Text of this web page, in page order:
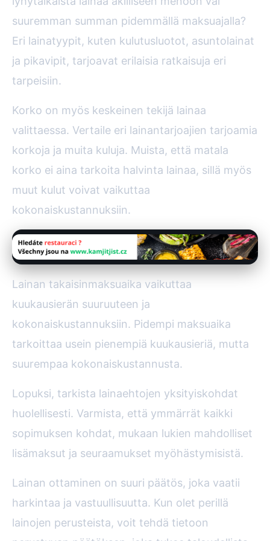
suuremman summan pidemmällä maksuajalla?
Eri lainatyypit, kuten kulutusluotot, asuntolainat
ja pikavipit, tarjoavat erilaisia ratkaisuja eri
tarpeisiin.
Korko on myös keskeinen tekijä lainaa
valittaessa. Vertaile eri lainantarjoajien tarjoamia
korkoja ja muita kuluja. Muista, että matala
korko ei aina tarkoita halvinta lainaa, sillä myös
muut kulut voivat vaikuttaa
kokonaiskustannuksiin.
Lainan takaisinmaksuaika vaikuttaa
kuukausierän suuruuteen ja
kokonaiskustannuksiin. Pidempi maksuaika
tarkoittaa usein pienempiä kuukausieriä, mutta
suurempaa kokonaiskustannusta.
Lopuksi, tarkista lainaehtojen yksityiskohdat
huolellisesti. Varmista, että ymmärrät kaikki
sopimuksen kohdat, mukaan lukien mahdolliset
lisämaksut ja seuraamukset myöhästymisistä.
Lainan ottaminen on suuri päätös, joka vaatii
harkintaa ja vastuullisuutta. Kun olet perillä
lainojen perusteista, voit tehdä tietoon